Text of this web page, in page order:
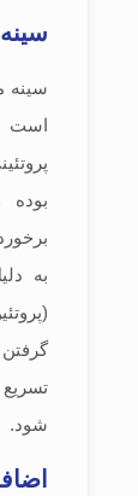
سینه
است .
بوده
به
تسریع
شود.